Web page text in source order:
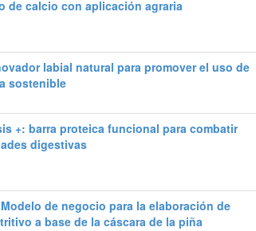
de calcio con aplicación agraria
labial natural para promover el uso de
sostenible
+: barra proteica funcional para combatir
digestivas
de negocio para la elaboración de
a base de la cáscara de la piña